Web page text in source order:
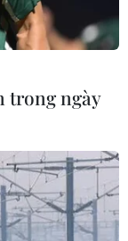
trong ngày